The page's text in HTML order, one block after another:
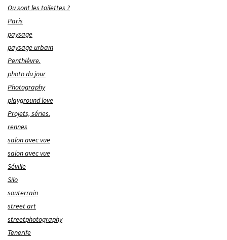
Ou sont les toilettes ?
Paris
paysage
paysage urbain
Penthièvre.
photo du jour
Photography
playground love
Projets, séries.
rennes
salon avec vue
salon avec vue
Séville
Silo
souterrain
street art
streetphotography
Tenerife